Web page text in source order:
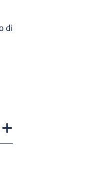
di